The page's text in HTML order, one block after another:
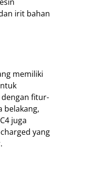
irit bahan
memiliki
fitur-
belakang,
juga
yang